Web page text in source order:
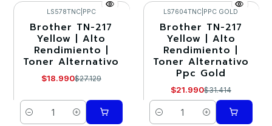
-30%
LS578TNC| PPC
Brother TN-217
Yellow | Alto
Rendimiento |
Toner Alternativo
$18.990$27.129
Cantidad
-30%
LS7604TNC PPC GOLD
Brother TN-217
Yellow | Alto
Rendimiento |
Toner Alternativo
Ppc Gold
$21.990$31.414
Cantidad